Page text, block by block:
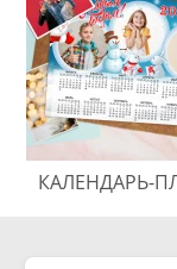
КАЛЕНДАРЬ-